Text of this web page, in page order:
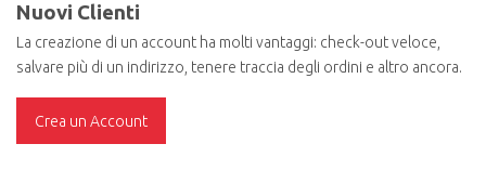
Nuovi Clienti
La creazione di un account ha molti vantaggi: check-out veloce,
salvare più di un indirizzo, tenere traccia degli ordini e altro ancora.
Crea un Account